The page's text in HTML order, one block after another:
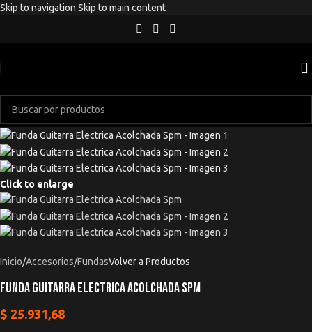
Skip to navigation Skip to main content
Click to enlarge
Inicio/Accesorios/FundasVolver a Productos
Funda Guitarra Electrica Acolchada Spm
$ 25.931,68